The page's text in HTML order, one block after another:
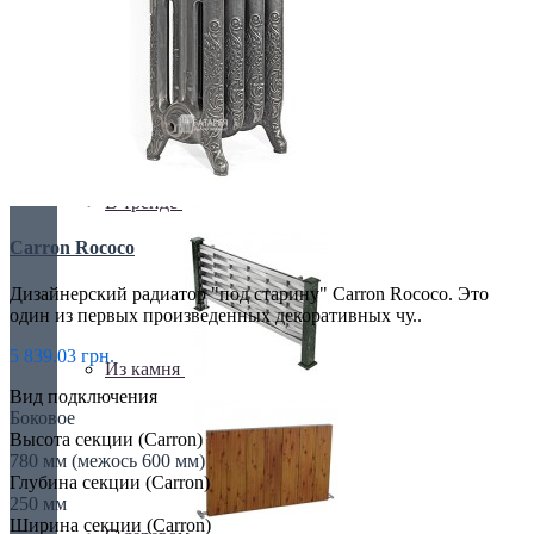
Retro стиль
В тренде
Из камня
Carron Rococo
Дизайнерский радиатор "под старину" Carron Rococo. Это
один из первых произведенных декоративных чу..
5 839.03 грн.
Вид подключения
Боковое
Высота секции (Carron)
780 мм (межось 600 мм)
Глубина секции (Carron)
250 мм
Ширина секции (Carron)